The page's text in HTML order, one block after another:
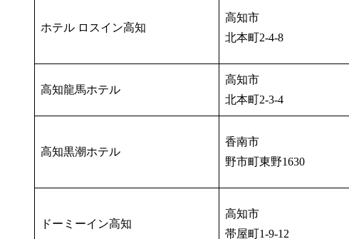
ホテル ロスイン高知
高知市
北本町2-4-8
高知龍馬ホテル
高知市
北本町2-3-4
高知黒潮ホテル
香南市
野市町東野1630
ドーミーイン高知
高知市
帯屋町1-9-12